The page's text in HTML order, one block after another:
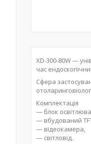
XD-300-80W —
час
Сфера
Комплектація
— блок
— вбудований
— відеокамера,
— світловід.